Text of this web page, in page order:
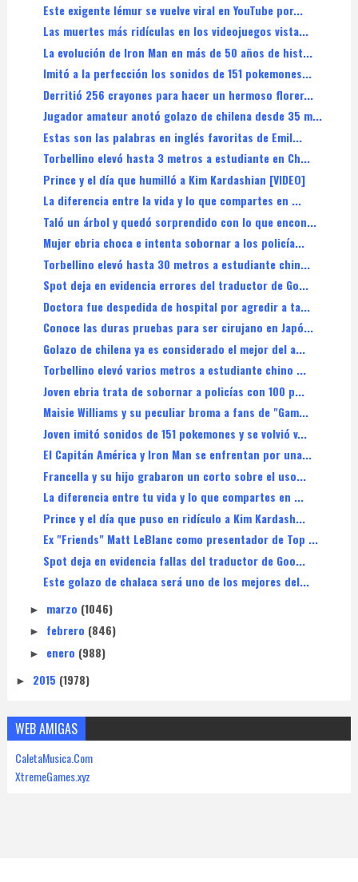
Este exigente lémur se vuelve viral en YouTube por...
Las muertes más ridículas en los videojuegos vista...
La evolución de Iron Man en más de 50 años de hist...
Imitó a la perfección los sonidos de 151 pokemones...
Derritió 256 crayones para hacer un hermoso florer...
Jugador amateur anotó golazo de chilena desde 35 m...
Estas son las palabras en inglés favoritas de Emil...
Torbellino elevó hasta 3 metros a estudiante en Ch...
Prince y el día que humilló a Kim Kardashian [VIDEO]
La diferencia entre la vida y lo que compartes en ...
Taló un árbol y quedó sorprendido con lo que encon...
Mujer ebria choca e intenta sobornar a los policía...
Torbellino elevó hasta 30 metros a estudiante chin...
Spot deja en evidencia errores del traductor de Go...
Doctora fue despedida de hospital por agredir a ta...
Conoce las duras pruebas para ser cirujano en Japó...
Golazo de chilena ya es considerado el mejor del a...
Torbellino elevó varios metros a estudiante chino ...
Joven ebria trata de sobornar a policías con 100 p...
Maisie Williams y su peculiar broma a fans de "Gam...
Joven imitó sonidos de 151 pokemones y se volvió v...
El Capitán América y Iron Man se enfrentan por una...
Francella y su hijo grabaron un corto sobre el uso...
La diferencia entre tu vida y lo que compartes en ...
Prince y el día que puso en ridículo a Kim Kardash...
Ex "Friends" Matt LeBlanc como presentador de Top ...
Spot deja en evidencia fallas del traductor de Goo...
Este golazo de chalaca será uno de los mejores del...
► marzo (1046)
► febrero (846)
► enero (988)
► 2015 (1978)
WEB AMIGAS
CaletaMusica.Com
XtremeGames.xyz